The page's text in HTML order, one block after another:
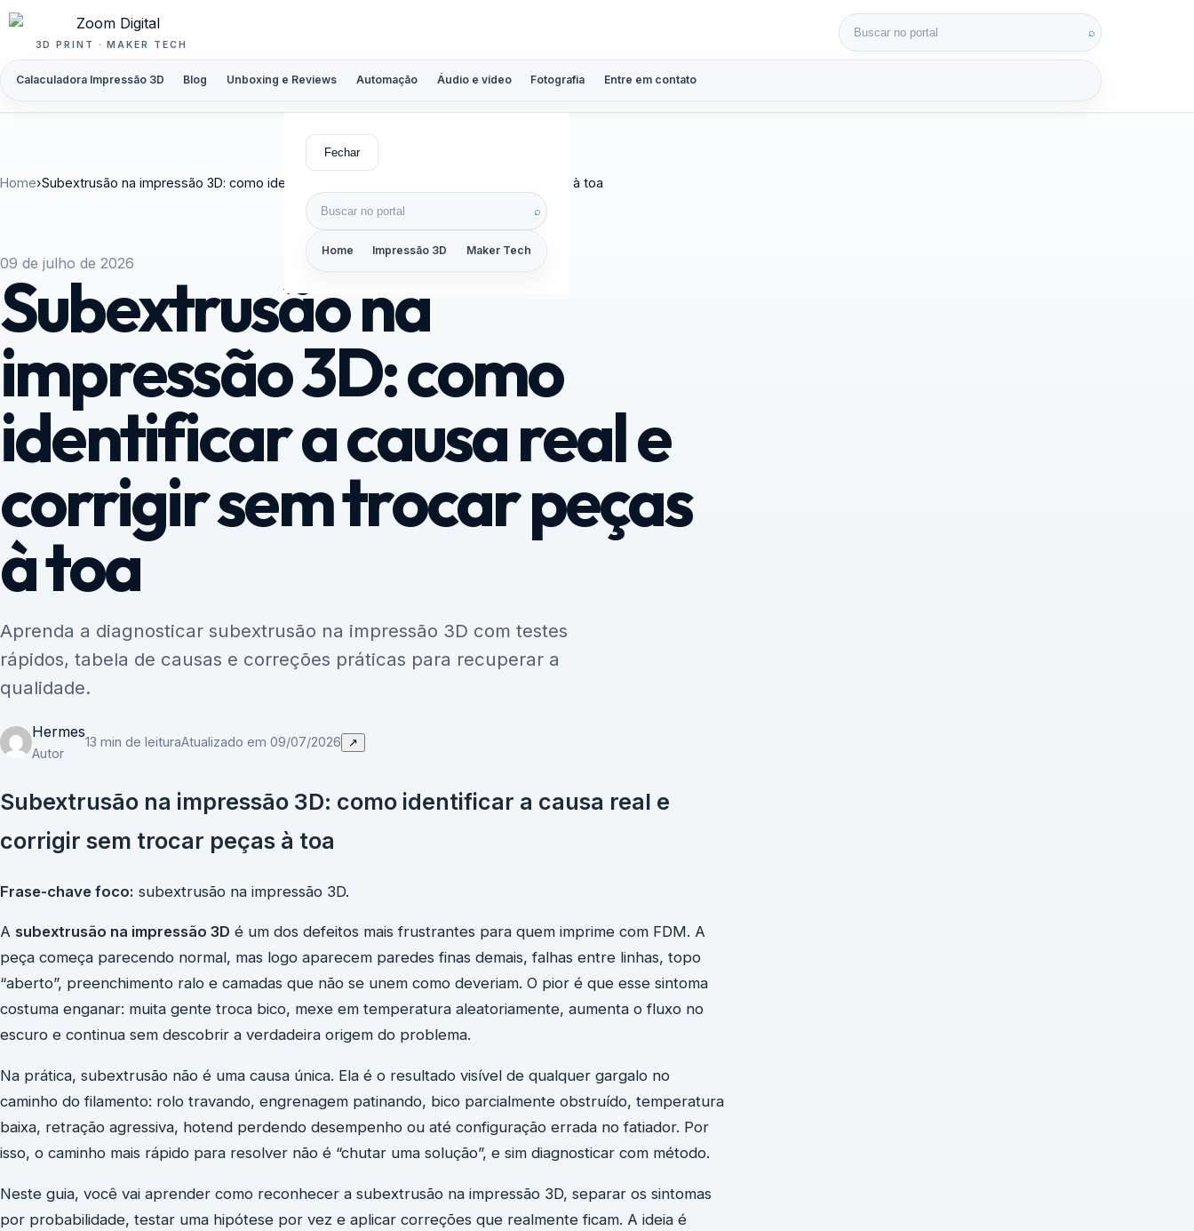
Pular para o conteúdo
3D PRINT · MAKER TECH
Calaculadora Impressão 3D Blog Unboxing e Reviews Automação Áudio e vídeo Fotografia Entre em contato
Buscar por: ⌕
Fechar
Buscar por: ⌕
Home Impressão 3D Maker Tech
Home›Subextrusão na impressão 3D: como identificar a causa real e corrigir sem trocar peças à toa
09 de julho de 2026
Subextrusão na
impressão 3D: como
identificar a causa real e
corrigir sem trocar peças
à toa
Aprenda a diagnosticar subextrusão na impressão 3D com testes
rápidos, tabela de causas e correções práticas para recuperar a
qualidade.
Hermes
Autor
13 min de leituraAtualizado em 09/07/2026 ↗
Subextrusão na impressão 3D: como identificar a causa real e
corrigir sem trocar peças à toa
Frase-chave foco: subextrusão na impressão 3D.
A subextrusão na impressão 3D é um dos defeitos mais frustrantes para quem imprime com FDM. A
peça começa parecendo normal, mas logo aparecem paredes finas demais, falhas entre linhas, topo
“aberto”, preenchimento ralo e camadas que não se unem como deveriam. O pior é que esse sintoma
costuma enganar: muita gente troca bico, mexe em temperatura aleatoriamente, aumenta o fluxo no
escuro e continua sem descobrir a verdadeira origem do problema.
Na prática, subextrusão não é uma causa única. Ela é o resultado visível de qualquer gargalo no
caminho do filamento: rolo travando, engrenagem patinando, bico parcialmente obstruído, temperatura
baixa, retração agressiva, hotend perdendo desempenho ou até configuração errada no fatiador. Por
isso, o caminho mais rápido para resolver não é “chutar uma solução”, e sim diagnosticar com método.
Neste guia, você vai aprender como reconhecer a subextrusão na impressão 3D, separar os sintomas
por probabilidade, testar uma hipótese por vez e aplicar correções que realmente ficam. A ideia é